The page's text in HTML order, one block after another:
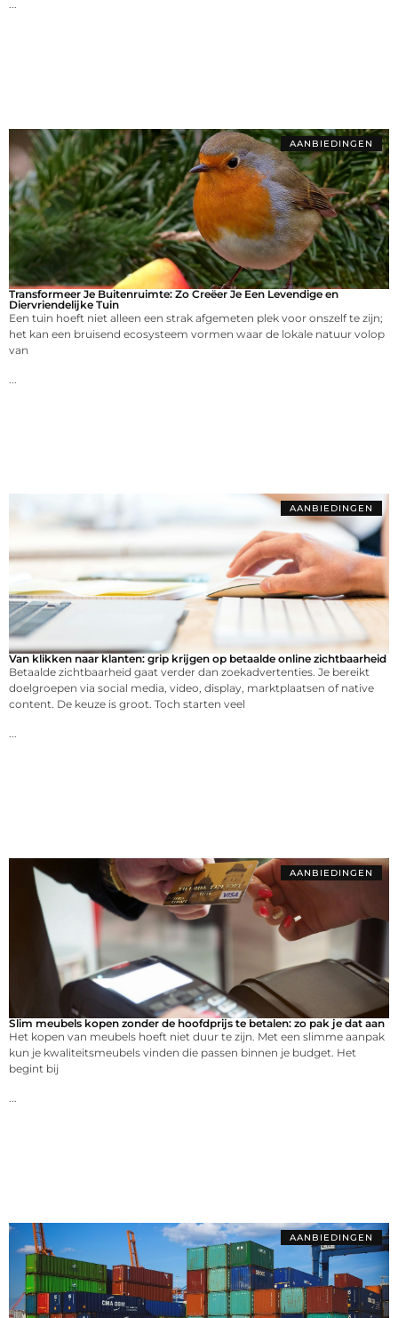
AANBIEDINGEN
Transformeer Je Buitenruimte: Zo Creëer Je Een Levendige en
Diervriendelijke Tuin
Een tuin hoeft niet alleen een strak afgemeten plek voor onszelf te zijn;
het kan een bruisend ecosysteem vormen waar de lokale natuur volop
van
AANBIEDINGEN
Van klikken naar klanten: grip krijgen op betaalde online zichtbaarheid
Betaalde zichtbaarheid gaat verder dan zoekadvertenties. Je bereikt
doelgroepen via social media, video, display, marktplaatsen of native
content. De keuze is groot. Toch starten veel
AANBIEDINGEN
Slim meubels kopen zonder de hoofdprijs te betalen: zo pak je dat aan
Het kopen van meubels hoeft niet duur te zijn. Met een slimme aanpak
kun je kwaliteitsmeubels vinden die passen binnen je budget. Het
begint bij
AANBIEDINGEN